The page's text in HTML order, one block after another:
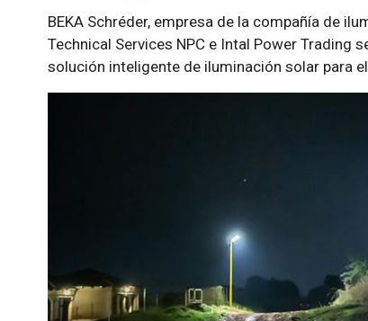
BEKA Schréder, empresa de la compañía de
Technical Services NPC e Intal Power Trading
solución inteligente de iluminación solar para